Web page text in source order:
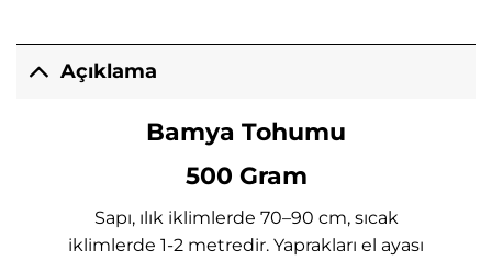
Açıklama
Bamya Tohumu
500 Gram
Sapı, ılık iklimlerde 70–90 cm, sıcak
iklimlerde 1-2 metredir. Yaprakları el ayası